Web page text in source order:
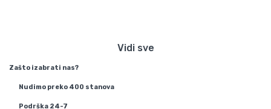
Vidi sve
Zašto izabrati nas?
Nudimo preko 400 stanova
Podrška 24-7